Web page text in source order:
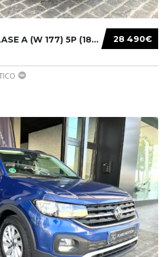
28 490€
MERCEDES BENZ CLASE A (W 177) 5P (18-) 2020....